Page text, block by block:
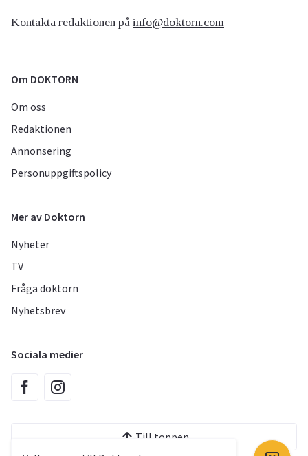
Kontakta redaktionen på info@doktorn.com
Om DOKTORN
Om oss
Redaktionen
Annonsering
Personuppgiftspolicy
Mer av Doktorn
Nyheter
TV
Fråga doktorn
Nyhetsbrev
Sociala medier
Till toppen